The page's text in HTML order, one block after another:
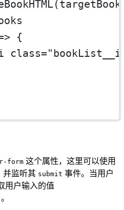
(
{
form 这个属性，这里可以使用
并监听其 submit 事件。当用户
用户输入的值